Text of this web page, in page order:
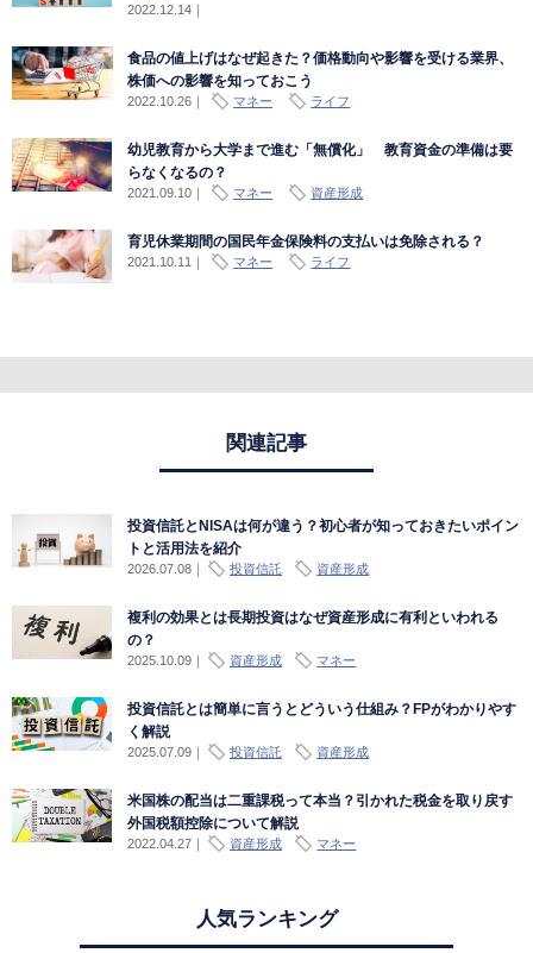
2022.12.14｜
食品の値上げはなぜ起きた？価格動向や影響を受ける業界、
株価への影響を知っておこう
2022.10.26｜ マネー ライフ
幼児教育から大学まで進む「無償化」 教育資金の準備は要
らなくなるの？
2021.09.10｜ マネー 資産形成
育児休業期間の国民年金保険料の支払いは免除される？
2021.10.11 ｜ マネー ライフ
関連記事
投資信託とNISAは何が違う？初心者が知っておきたいポイン
トと活用法を紹介
2026.07.08｜ 投資信託 資産形成
複利の効果とは長期投資はなぜ資産形成に有利といわれる
の？
2025.10.09｜ 資産形成 マネー
投資信託とは簡単に言うとどういう仕組み？FPがわかりやす
く解説
2025.07.09｜ 投資信託 資産形成
米国株の配当は二重課税って本当？引かれた税金を取り戻す
外国税額控除について解説
2022.04.27｜ 資産形成 マネー
人気ランキング